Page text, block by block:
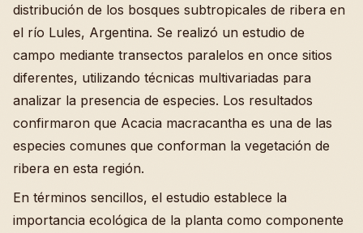
distribución de los bosques subtropicales de ribera en
el río Lules, Argentina. Se realizó un estudio de
campo mediante transectos paralelos en once sitios
diferentes, utilizando técnicas multivariadas para
analizar la presencia de especies. Los resultados
confirmaron que Acacia macracantha es una de las
especies comunes que conforman la vegetación de
ribera en esta región.
En términos sencillos, el estudio establece la
importancia ecológica de la planta como componente